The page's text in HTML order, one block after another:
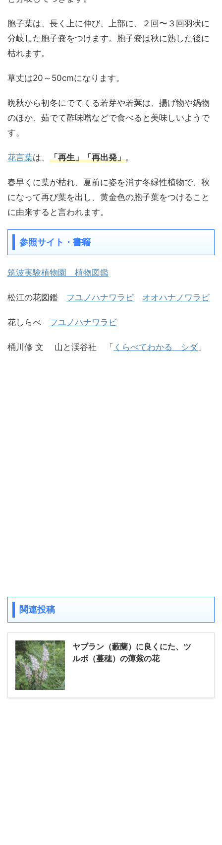
胞子葉は、長く上に伸び、上部に、２回〜３回羽状に
分岐した胞子嚢をつけます。胞子嚢は秋に熟した後に
枯れます。
草丈は20～50cmになります。
晩秋から初冬にでてくる若芽や若葉は、揚げ物や鍋物
のほか、茹でて酢味噌などで食べると美味しいようで
す。
花言葉は、 「再生」「再出発」。
春早くに葉が枯れ、夏前に姿を消す冬緑性植物で、秋
になって再び葉を出し、黄金色の胞子葉をつけること
に由来すると言われます。
参照サイト・書籍
筑波実験植物園 植物図鑑
松江の花図鑑 フユノハナワラビ オオハナノワラビ
花しらべ フユノハナワラビ
桶川修 文 山と渓谷社 「 くらべてわかる シダ 」
関連投稿
ヤブラン（藪蘭）に良くにた、ツ
ルボ（蔓穂）の薄紫の花